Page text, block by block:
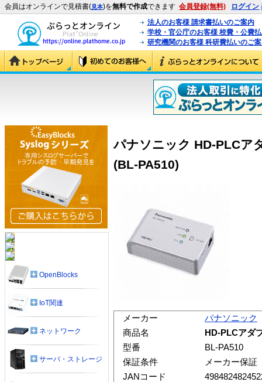
会員はオンラインで見積書(見本)を無料で作成できます 会員登録(無料) ログイン
法人のお客様 請求書払いのご案内
学校・官公庁のお客様 校費・公費
研究機関のお客様 科研費払いのご
パナソニック HD-PLCア
(BL-PA510)
メーカー
パナソニック
商品名
HD-PLCアダ
型番
BL-PA510
保証条件
メーカー保証
JANコード
OpenBlocks
IoT関連
ネットワーク
サーバ・ストレージ